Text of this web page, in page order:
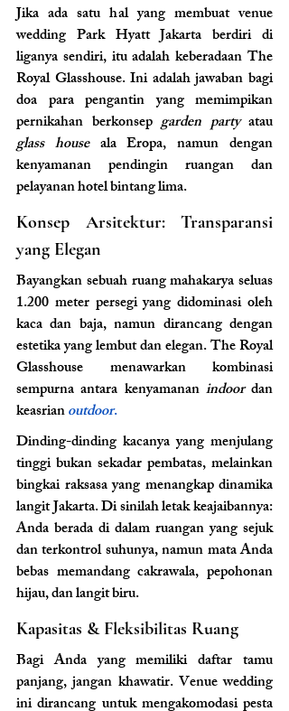
Jika ada satu hal yang membuat venue
wedding Park Hyatt Jakarta berdiri di
liganya sendiri, itu adalah keberadaan The
Royal Glasshouse. Ini adalah jawaban bagi
doa para pengantin yang memimpikan
pernikahan berkonsep garden party
atau
glass house ala Eropa, namun dengan
kenyamanan pendingin ruangan dan
pelayanan hotel bintang lima.
Konsep Arsitektur: Transparansi
yang Elegan
Bayangkan sebuah ruang mahakarya seluas
1.200 meter persegi yang didominasi oleh
kaca dan baja, namun dirancang dengan
estetika yang lembut dan elegan. The Royal
Glasshouse menawarkan kombinasi
sempurna antara kenyamanan indoor dan
keasrian outdoor.
Dinding-dinding kacanya yang menjulang
tinggi bukan sekadar pembatas, melainkan
bingkai raksasa yang menangkap dinamika
langit Jakarta. Di sinilah letak keajaibannya:
Anda berada di dalam ruangan yang sejuk
dan terkontrol suhunya, namun mata Anda
bebas memandang cakrawala, pepohonan
hijau, dan langit biru.
Kapasitas & Fleksibilitas Ruang
Bagi Anda yang memiliki daftar tamu
panjang, jangan khawatir. Venue wedding
ini dirancang untuk mengakomodasi pesta